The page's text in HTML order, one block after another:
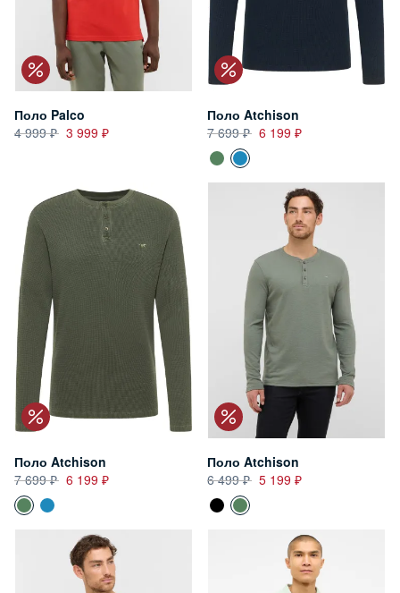
Поло Palco
4 999
3 999
Поло Atchison
7 699
6 199
Поло Atchison
7 699
6 199
Поло Atchison
6 499
5 199